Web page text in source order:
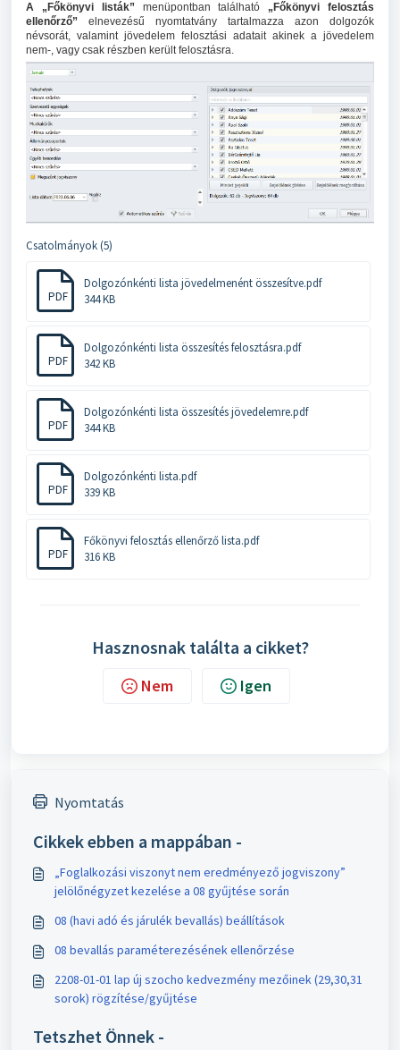
A „Főkönyvi listák” menüpontban található „Főkönyvi felosztás
ellenőrző” elnevezésű nyomtatvány tartalmazza azon dolgozók
névsorát, valamint jövedelem felosztási adatait akinek a jövedelem
nem-, vagy csak részben került felosztásra.
Csatolmányok (5)
PDF
Dolgozónkénti lista jövedelmenént összesítve.pdf
344 KB
PDF
Dolgozónkénti lista összesítés felosztásra.pdf
342 KB
PDF
Dolgozónkénti lista összesítés jövedelemre.pdf
344 KB
PDF
Dolgozónkénti lista.pdf
339 KB
PDF
Főkönyvi felosztás ellenőrző lista.pdf
316 KB
Hasznosnak találta a cikket?
Nem Igen
Nyomtatás
Cikkek ebben a mappában -
„Foglalkozási viszonyt nem eredményező jogviszony”
jelölőnégyzet kezelése a 08 gyűjtése során
08 (havi adó és járulék bevallás) beállítások
08 bevallás paraméterezésének ellenőrzése
2208-01-01 lap új szocho kedvezmény mezőinek (29,30,31
sorok) rögzítése/gyűjtése
Tetszhet Önnek -